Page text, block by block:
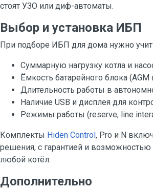
стоят УЗО или диф-автоматы.
Выбор и установка ИБП
При подборе ИБП для дома нужно
Суммарную нагрузку котла и
Ёмкость батарейного блока (AGM
Длительность работы в
Наличие USB и дисплея для
Режимы работы (reserve, line
Комплекты Hiden Control, Pro и N
решения, с гарантией и возможностью
любой котёл.
Дополнительно